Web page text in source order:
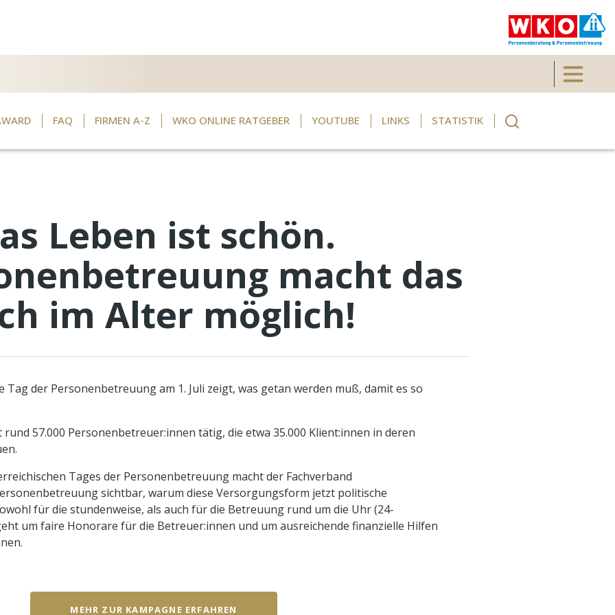
Toggle
FAQ FIRMEN A-Z WKO ONLINE RATGEBER YOUTUBE LINKS STATISTIK
Leben ist schön.
macht das
im Alter möglich!
Tag der Personenbetreuung am 1. Juli zeigt, was getan werden muß, damit es so
57.000 Personenbetreuer:innen tätig, die etwa 35.000 Klient:innen in deren
Tages der Personenbetreuung macht der Fachverband
sichtbar, warum diese Versorgungsform jetzt politische
für die stundenweise, als auch für die Betreuung rund um die Uhr (24-
um faire Honorare für die Betreuer:innen und um ausreichende finanzielle Hilfen
MEHR ZUR KAMPAGNE ERFAHREN